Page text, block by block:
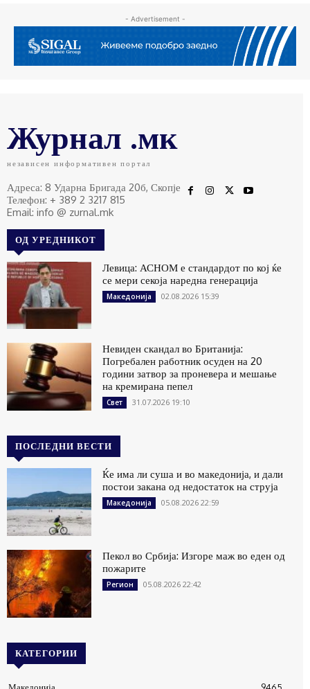
- Advertisement -
Журнал .мк
независен информативен портал
Адреса: 8 Ударна Бригада 20б, Скопје
Телефон: + 389 2 3217 815
Email: info @ zurnal.mk
ОД УРЕДНИКОТ
Левица: АСНОМ е стандардот по кој ќе
се мери секоја наредна генерација
Македонија 02.08.2026 15:39
Невиден скандал во Британија:
Погребален работник осуден на 20
години затвор за проневера и мешање
на кремирана пепел
Свет 31.07.2026 19:10
ПОСЛЕДНИ ВЕСТИ
Ќе има ли суша и во македонија, и дали
постои закана од недостаток на струја
Македонија 05.08.2026 22:59
Пекол во Србија: Изгоре маж во еден од
пожарите
Регион 05.08.2026 22:42
КАТЕГОРИИ